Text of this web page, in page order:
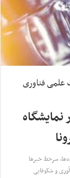
علمی فناوری
,سرخط خبرها
و شکوفایی